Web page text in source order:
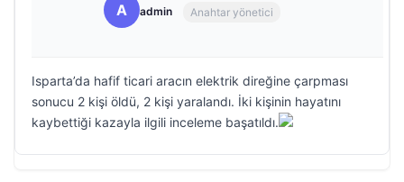
A admin Anahtar yönetici
Isparta’da hafif ticari aracın elektrik direğine çarpması
sonucu 2 kişi öldü, 2 kişi yaralandı. İki kişinin hayatını
kaybettiği kazayla ilgili inceleme başatıldı.